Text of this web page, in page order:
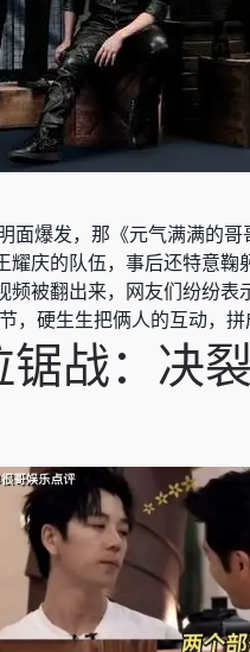
面爆发，那《元气满满的哥
耀庆的队伍，事后还特意
被翻出来，网友们纷纷
，硬生生把俩人的互动，拼
战：决